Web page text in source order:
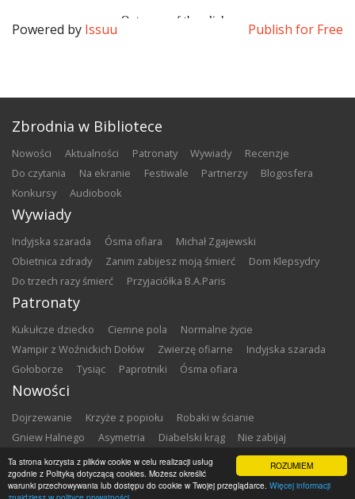
ROZUMIEM
Ta strona korzysta z plików cookie w celu realizacji usług
zgodnie z Polityką dotyczącą cookies. Możesz określić
warunki przechowywania lub dostępu do cookie w Twojej przeglądarce. Więcej informacji
Powered by Issuu Publish for Free
Zbrodnia w Bibliotece
nowości aktualności patronaty wywiady
recenzje
do czytania
na ekranie festiwale partnerzy
blogosfera
konkursy
audiobook
Wywiady
Indyjska szarada Ósma ofiara
Michał Zgajewski
Obietnica zdrady
Zanim zabijesz moją śmierć
Dom Klepsydry
Do trzech razy śmierć
Przyjaciółka B.A.Paris
Patronaty
Kukułcze dziecko Ciemne pola
Normalne życie
Wampir z Woźnickich Dołów
Zwierzę ofiarne
Indyjska szarada
Gołoborze
Tysiąc Paprotniki Ósma ofiara
Nowości
Dojrzewanie Krzyże z popiołu
Robaki w ścianie
Gniew Halnego
Asymetria Diabelski krąg
Nie zabijaj
Dowody zbrodni
Zemsta Matki chrzestne
Copyright ©2026Zbrodnia w Bibliotece